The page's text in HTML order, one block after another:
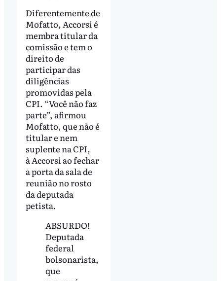
Diferentemente de
Mofatto, Accorsi é
membra titular da
comissão e tem o
direito de
participar das
diligências
promovidas pela
CPI. “Você não faz
parte”, afirmou
Mofatto, que não é
titular e nem
suplente na CPI,
à Accorsi ao fechar
a porta da sala de
reunião no rosto
da deputada
petista.
ABSURDO!
Deputada
federal
bolsonarista,
que